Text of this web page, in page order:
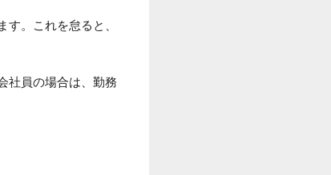
。これを怠ると、
社員の場合は、勤務